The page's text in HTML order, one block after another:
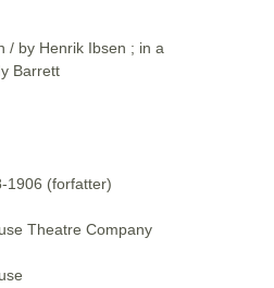
/ by Henrik Ibsen ; in a
Barrett
1906 (forfatter)
Theatre Company